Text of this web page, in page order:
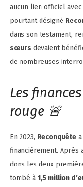
aucun lien officiel
pourtant désigné
dans son testament,
sœurs devaient
de nombreuses
Les
rouge 🚨
En 2023, Reconquête
financièrement. Après
dons les deux
tombé à 1,5 million